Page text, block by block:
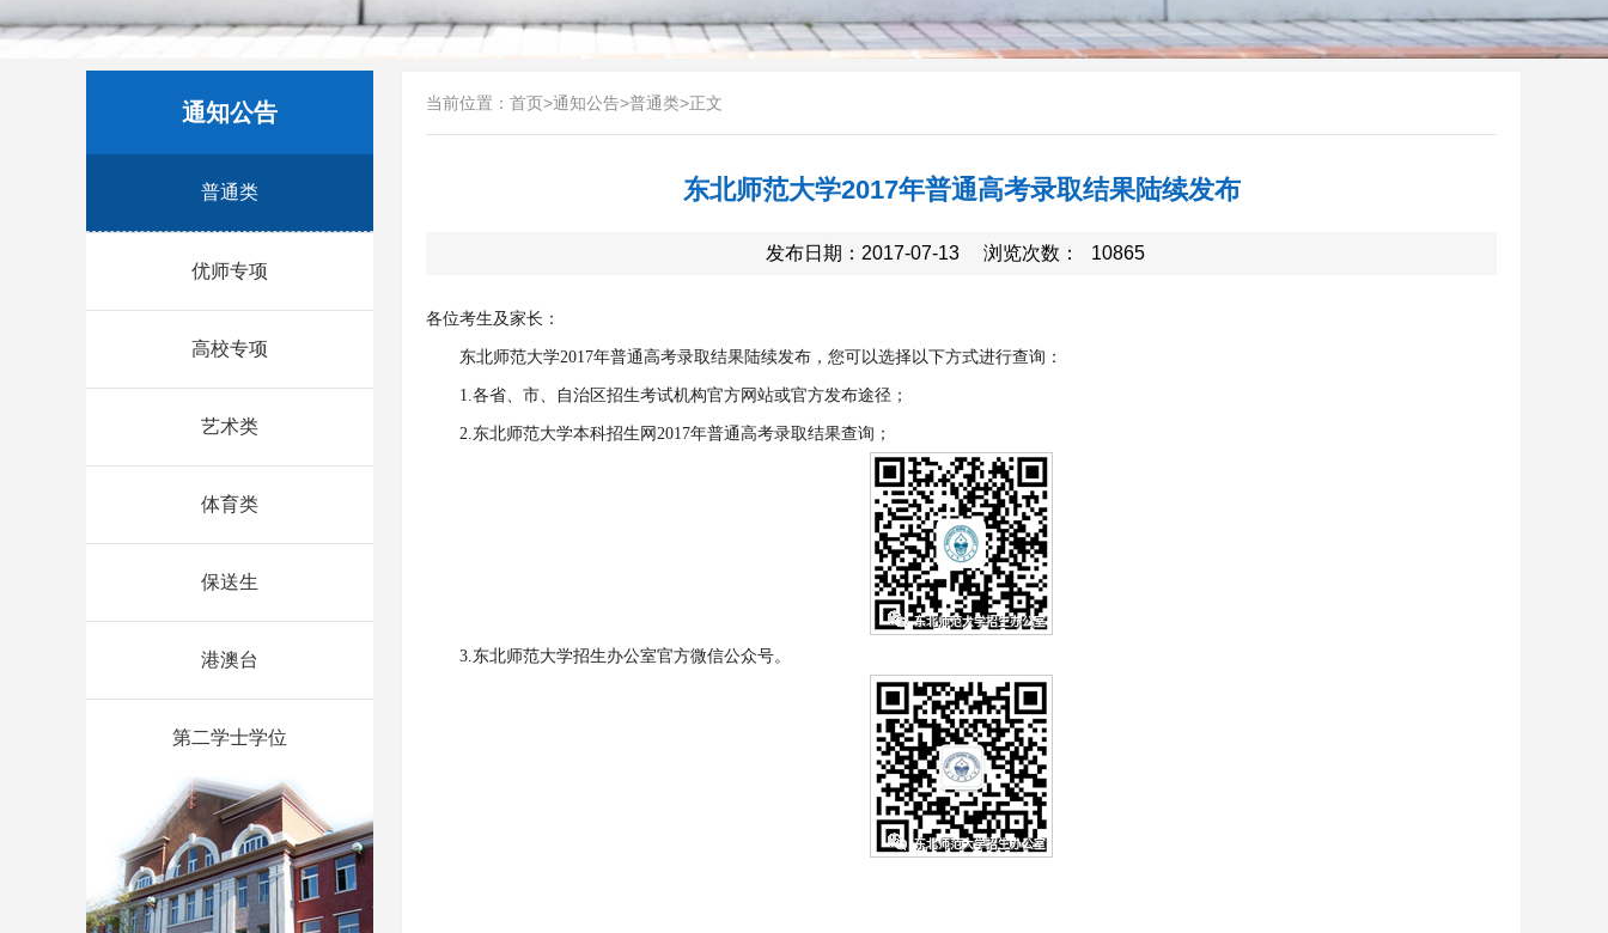
通知公告
普通类
优师专项
高校专项
艺术类
体育类
保送生
港澳台
第二学士学位
当前位置： 首页>通知公告>普通类>正文
东北师范大学2017年普通高考录取结果陆续发布
发布日期：2017-07-13 浏览次数： 10865
各位考生及家长：
东北师范大学2017年普通高考录取结果陆续发布，您可以选择以下方式进行查询：
1.各省、市、自治区招生考试机构官方网站或官方发布途径；
2.东北师范大学本科招生网2017年普通高考录取结果查询；
3.东北师范大学招生办公室官方微信公众号。